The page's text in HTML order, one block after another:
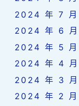
2024 年 7 月
2024 年 6 月
2024 年 5 月
2024 年 4 月
2024 年 3 月
2024 年 2 月